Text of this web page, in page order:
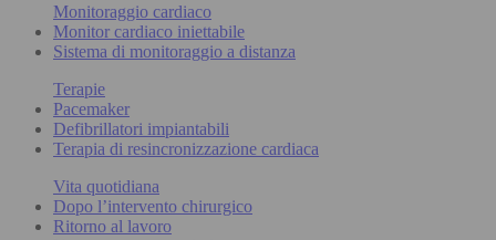
Monitoraggio cardiaco
Monitor cardiaco iniettabile
Sistema di monitoraggio a distanza
Terapie
Pacemaker
Defibrillatori impiantabili
Terapia di resincronizzazione cardiaca
Vita quotidiana
Dopo l’intervento chirurgico
Ritorno al lavoro